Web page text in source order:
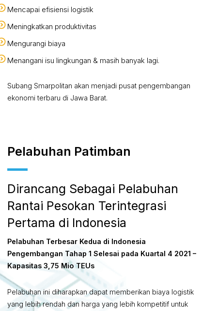
Mencapai efisiensi logistik
Meningkatkan produktivitas
Mengurangi biaya
Menangani isu lingkungan & masih banyak lagi.
Subang Smarpolitan akan menjadi pusat pengembangan
ekonomi terbaru di Jawa Barat.
Pelabuhan Patimban
Dirancang Sebagai Pelabuhan
Rantai Pesokan Terintegrasi
Pertama di Indonesia
Pelabuhan Terbesar Kedua di Indonesia
Pengembangan Tahap 1 Selesai pada Kuartal 4 2021 –
Kapasitas 3,75 Mio TEUs
Pelabuhan ini diharapkan dapat memberikan biaya logistik
yang lebih rendah dan harga yang lebih kompetitif untuk